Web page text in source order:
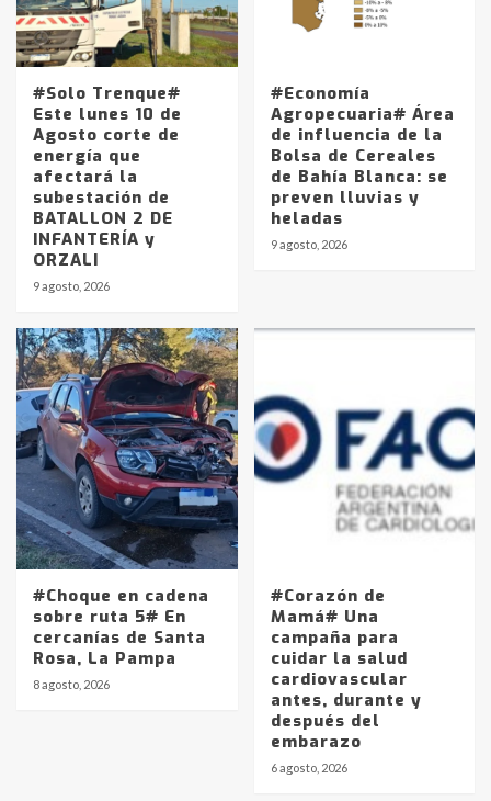
#Solo Trenque#
Este lunes 10 de
Agosto corte de
energía que
afectará la
subestación de
BATALLON 2 DE
INFANTERÍA y
ORZALI
9 agosto, 2026
#Economía
Agropecuaria# Área
de influencia de la
Bolsa de Cereales
de Bahía Blanca: se
preven lluvias y
heladas
9 agosto, 2026
#Choque en cadena
sobre ruta 5# En
cercanías de Santa
Rosa, La Pampa
8 agosto, 2026
#Corazón de
Mamá# Una
campaña para
cuidar la salud
cardiovascular
antes, durante y
después del
embarazo
6 agosto, 2026
pampeanos que fueron